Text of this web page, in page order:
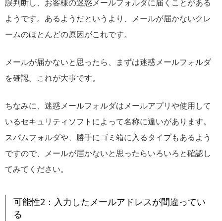
誤判断し、お客様の迷惑メールフォルダに届くことがある
ようです。あるようだというより、メールが届かないクレ
ームのほとんどの原因がこれです。
メールが届かないと思ったら、まずは迷惑メールフォルダ
を確認。これが大事です。
ちなみに、迷惑メールフォルダはメールアプリや使用して
いるセキュリティソフトによって名称に違いがあります。
スパムフォルダや、勝手にゴミ箱に入るタイプもあるよう
ですので、メールが届かないと思ったらいろいろと確認し
てみてください。
可能性2：入力したメールアドレスが間違ってい
る